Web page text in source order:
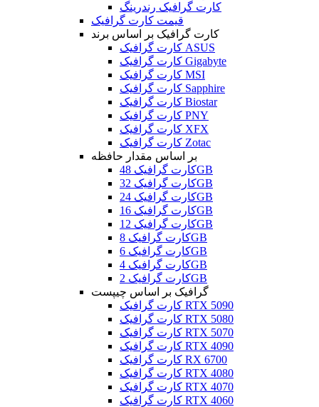
کارت گرافیک رندرینگ
قیمت کارت گرافیک
کارت گرافیک بر اساس برند
کارت گرافیک ASUS
کارت گرافیک Gigabyte
کارت گرافیک MSI
کارت گرافیک Sapphire
کارت گرافیک Biostar
کارت گرافیک PNY
کارت گرافیک XFX
کارت گرافیک Zotac
بر اساس مقدار حافظه
کارت گرافیک 48GB
کارت گرافیک 32GB
کارت گرافیک 24GB
کارت گرافیک 16GB
کارت گرافیک 12GB
کارت گرافیک 8GB
کارت گرافیک 6GB
کارت گرافیک 4GB
کارت گرافیک 2GB
گرافیک بر اساس چیپست
کارت گرافیک RTX 5090
کارت گرافیک RTX 5080
کارت گرافیک RTX 5070
کارت گرافیک RTX 4090
کارت گرافیک RX 6700
کارت گرافیک RTX 4080
کارت گرافیک RTX 4070
کارت گرافیک RTX 4060